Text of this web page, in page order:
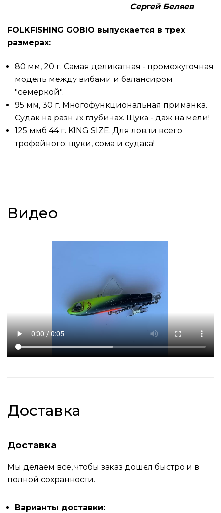
Сергей Беляев
FOLKFISHING GOBIO выпускается в трех
размерах:
80 мм, 20 г. Самая деликатная - промежуточная
модель между вибами и балансиром
"семеркой".
95 мм, 30 г. Многофункциональная приманка.
Судак на разных глубинах. Щука - даж на мели!
125 ммб 44 г. KING SIZE. Для ловли всего
трофейного: щуки, сома и судака!
Видео
Доставка
Доставка
Мы делаем всё, чтобы заказ дошёл быстро и в
полной сохранности.
Варианты доставки: